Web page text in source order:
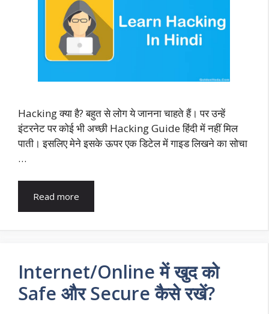
Hacking क्या है? बहुत से लोग ये जानना चाहते हैं। पर उन्हें
इंटरनेट पर कोई भी अच्छी Hacking Guide हिंदी में नहीं मिल
पाती। इसलिए मेने इसके ऊपर एक डिटेल में गाइड लिखने का सोचा
…
Read more
Internet/Online में खुद को
Safe और Secure कैसे रखें?